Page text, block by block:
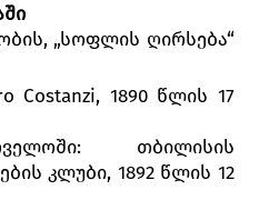
„სოფლის ღირსება“
Costanzi, 1890 წლის 17
თბილისის
კლუბი, 1892 წლის 12